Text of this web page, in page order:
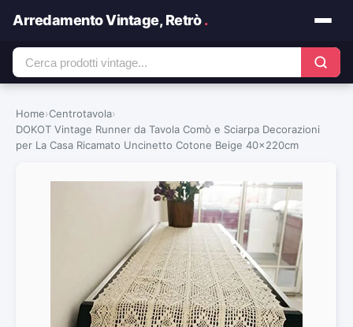
Arredamento Vintage, Retrò.
Home›Centrotavola›
DOKOT Vintage Runner da Tavola Comò e Sciarpa Decorazioni
per La Casa Ricamato Uncinetto Cotone Beige 40x220cm